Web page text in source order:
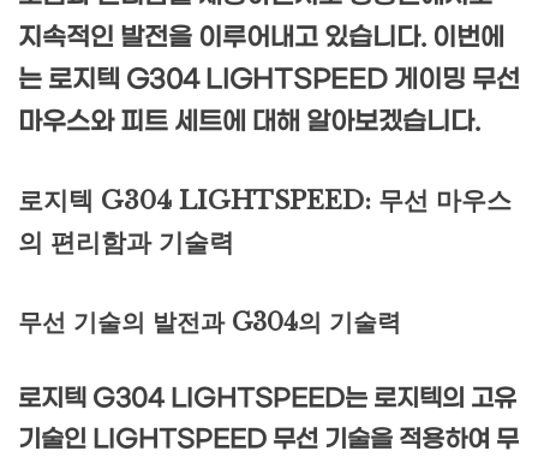
지속적인 발전을 이루어내고 있습니다. 이번에
는 로지텍 G304 LIGHTSPEED 게이밍 무선
마우스와 피트 세트에 대해 알아보겠습니다.
로지텍 G304 LIGHTSPEED: 무선 마우스
의 편리함과 기술력
무선 기술의 발전과 G304의 기술력
로지텍 G304 LIGHTSPEED는 로지텍의 고유
기술인 LIGHTSPEED 무선 기술을 적용하여 무